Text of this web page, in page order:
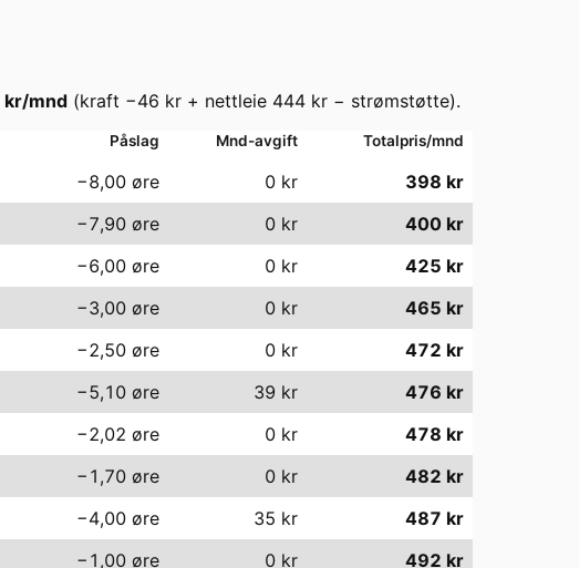
kr/mnd (kraft −46 kr + nettleie 444 kr − strømstøtte).
Påslag Mnd-avgift Totalpris/mnd
−8,00 øre 0 kr 398 kr
−7,90 øre 0 kr 400 kr
−6,00 øre 0 kr 425 kr
−3,00 øre 0 kr 465 kr
−2,50 øre 0 kr 472 kr
−5,10 øre 39 kr 476 kr
−2,02 øre 0 kr 478 kr
−1,70 øre 0 kr 482 kr
−4,00 øre 35 kr 487 kr
−1,00 øre 0 kr 492 kr